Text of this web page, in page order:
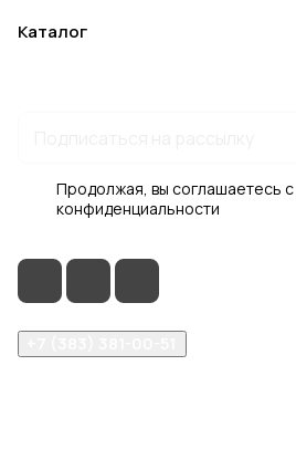
Каталог
Продолжая, вы соглашаетесь с
конфиденциальности